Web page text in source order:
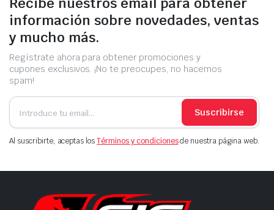
información sobre novedades, ventas
y mucho más.
Regístrate ahora para obtener promociones y
cupones exclusivos. ¡No te preocupes, no hacemos
spam!
Suscribirse
Al suscribirte, aceptas losTérminos y condicionesde nuestra página web.